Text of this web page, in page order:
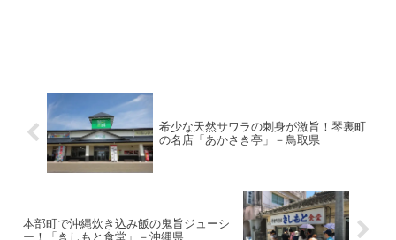
希少な天然サワラの刺身が激旨！琴裏町
の名店「あかさき亭」－鳥取県
本部町で沖縄炊き込み飯の鬼旨ジューシ
ー！「きしもと食堂」－沖縄県